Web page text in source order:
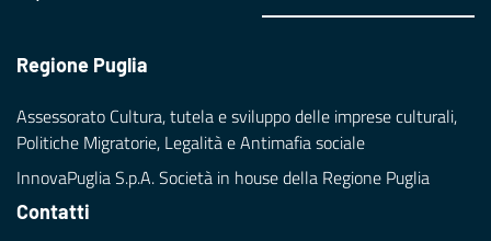
Regione Puglia
Assessorato Cultura, tutela e sviluppo delle imprese culturali,
Politiche Migratorie, Legalità e Antimafia sociale
InnovaPuglia S.p.A. Società in house della Regione Puglia
Contatti